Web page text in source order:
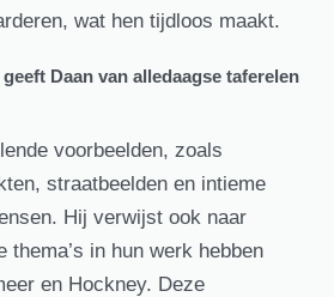
wat hen tijdloos maakt.
Daan van alledaagse taferelen
voorbeelden, zoals
straatbeelden en intieme
Hij verwijst ook naar
thema’s in hun werk hebben
en Hockney. Deze